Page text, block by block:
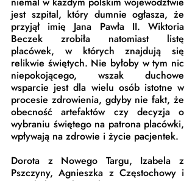
jest szpital, który dumnie ogłasza, że
przyjął imię Jana Pawła II. Wiktoria
Beczek zrobiła natomiast listę
placówek, w których znajdują się
relikwie świętych. Nie byłoby w tym nic
niepokojącego, wszak duchowe
wsparcie jest dla wielu osób istotne w
procesie zdrowienia, gdyby nie fakt, że
obecność artefaktów czy decyzja o
wybraniu świętego na patrona placówki,
wpływają na zdrowie i życie pacjentek.
Dorota z Nowego Targu, Izabela z
Pszczyny, Agnieszka z Częstochowy i